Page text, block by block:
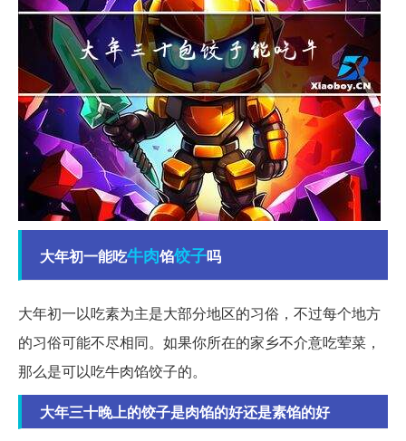
大年初一能吃牛肉馅饺子吗
大年初一以吃素为主是大部分地区的习俗，不过每个地方
的习俗可能不尽相同。如果你所在的家乡不介意吃荤菜，
那么是可以吃牛肉馅饺子的。
大年三十晚上的饺子是肉馅的好还是素馅的好